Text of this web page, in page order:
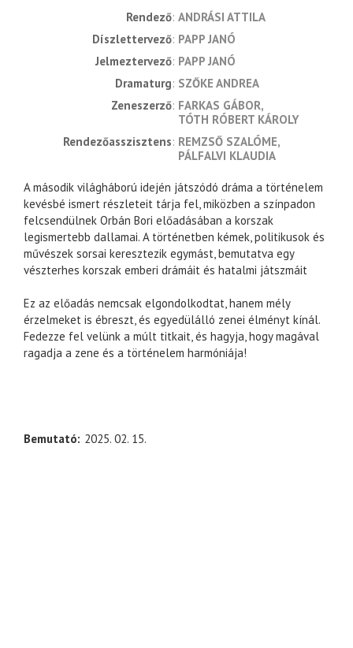
rendező ANDRÁSI ATTILA
díszlettervező PAPP JANÓ
jelmeztervező PAPP JANÓ
dramaturg SZŐKE ANDREA
zeneszerző FARKAS GÁBOR
TÓTH RÓBERT KÁROLY
rendezőasszisztens REMZSŐ SZALÓME
PÁLFALVI KLAUDIA
A második világháború idején játszódó dráma a történelem
kevésbé ismert részleteit tárja fel, miközben a színpadon
felcsendülnek Orbán Bori előadásában a korszak
legismertebb dallamai. A történetben kémek, politikusok és
művészek sorsai keresztezik egymást, bemutatva egy
vészterhes korszak emberi drámáit és hatalmi játszmáit
Ez az előadás nemcsak elgondolkodtat, hanem mély
érzelmeket is ébreszt, és egyedülálló zenei élményt kínál.
Fedezze fel velünk a múlt titkait, és hagyja, hogy magával
ragadja a zene és a történelem harmóniája!
Bemutató 2025. 02. 15.